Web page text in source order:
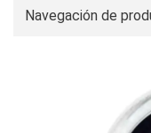
Navegación de